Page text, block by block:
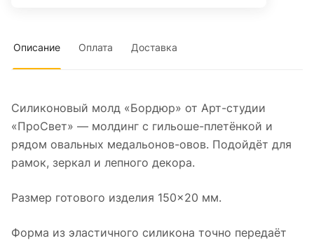
Описание Оплата Доставка
Силиконовый молд «Бордюр» от Арт-студии
«ПроСвет» — молдинг с гильоше-плетёнкой и
рядом овальных медальонов-овов. Подойдёт для
рамок, зеркал и лепного декора.
Размер готового изделия 150×20 мм.
Форма из эластичного силикона точно передаёт